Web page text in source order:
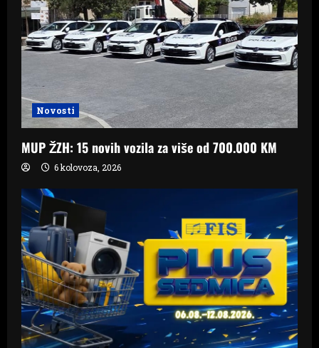
Novosti
MUP ŽZH: 15 novih vozila za više od 700.000 KM
6 kolovoza, 2026